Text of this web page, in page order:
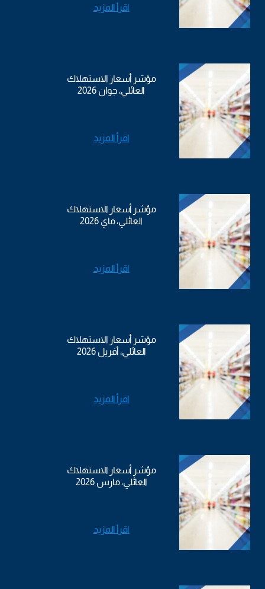
اقرأ المزيد
مؤشر أسعار الاستهلاك
العائلي، جوان 2026
اقرأ المزيد
مؤشر أسعار الاستهلاك
العائلي، ماي 2026
اقرأ المزيد
مؤشر أسعار الاستهلاك
العائلي، أفريل 2026
اقرأ المزيد
مؤشر أسعار الاستهلاك
العائلي، مارس 2026
اقرأ المزيد